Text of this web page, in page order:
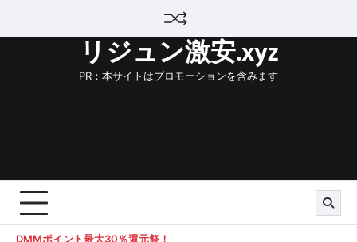
リジュン激安.xyz
PR：本サイトはプロモーションを含みます
DMMポイント最大30％還元祭！